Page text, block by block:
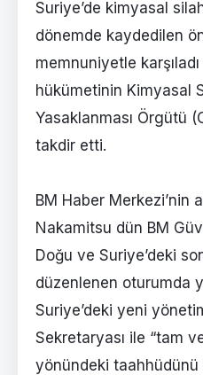
Suriye’de kimyasal
dönemde kaydedilen
memnuniyetle
hükümetinin Kimyasal
Yasaklanması Örgütü
takdir etti.
BM Haber Merkezi’nin
Nakamitsu dün BM
Doğu ve Suriye’deki
düzenlenen oturumda
Suriye’deki yeni
Sekretaryası ile “tam
yönündeki